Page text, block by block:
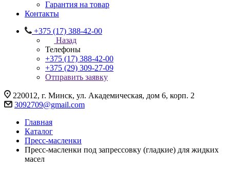
Гарантия на товар
Контакты
+375 (17) 388-42-00
Назад
Телефоны
+375 (17) 388-42-00
+375 (29) 309-27-09
Отправить заявку
220012, г. Минск, ул. Академическая, дом 6, корп. 2
3092709@gmail.com
Главная
Каталог
Пресс-масленки
Пресс-масленки под запрессовку (гладкие) для жидких
масел